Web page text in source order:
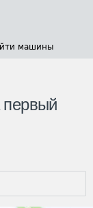
машины
первый